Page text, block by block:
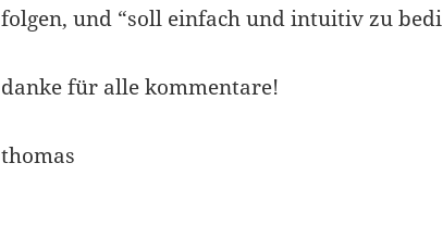
folgen, und “soll einfach und intuitiv zu
danke für alle kommentare!
thomas